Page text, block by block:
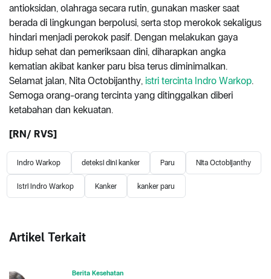
antioksidan, olahraga secara rutin, gunakan masker saat
berada di lingkungan berpolusi, serta stop merokok sekaligus
hindari menjadi perokok pasif. Dengan melakukan gaya
hidup sehat dan pemeriksaan dini, diharapkan angka
kematian akibat kanker paru bisa terus diminimalkan.
Selamat jalan, Nita Octobijanthy, istri tercinta Indro Warkop.
Semoga orang-orang tercinta yang ditinggalkan diberi
ketabahan dan kekuatan.
[RN/ RVS]
Indro Warkop deteksi dini kanker Paru Nita Octobijanthy
Istri Indro Warkop Kanker kanker paru
Artikel Terkait
Berita Kesehatan